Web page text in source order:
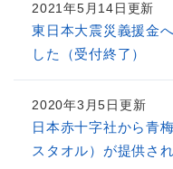
2021年5月14日更新
東日本大震災義援金
した（受付終了）
2020年3月5日更新
日本赤十字社から青
スタオル）が提供さ